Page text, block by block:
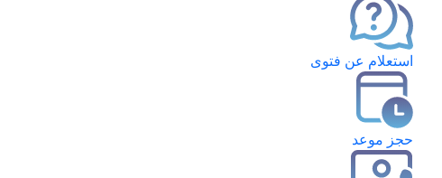
استعلام عن فتوى
حجز موعد